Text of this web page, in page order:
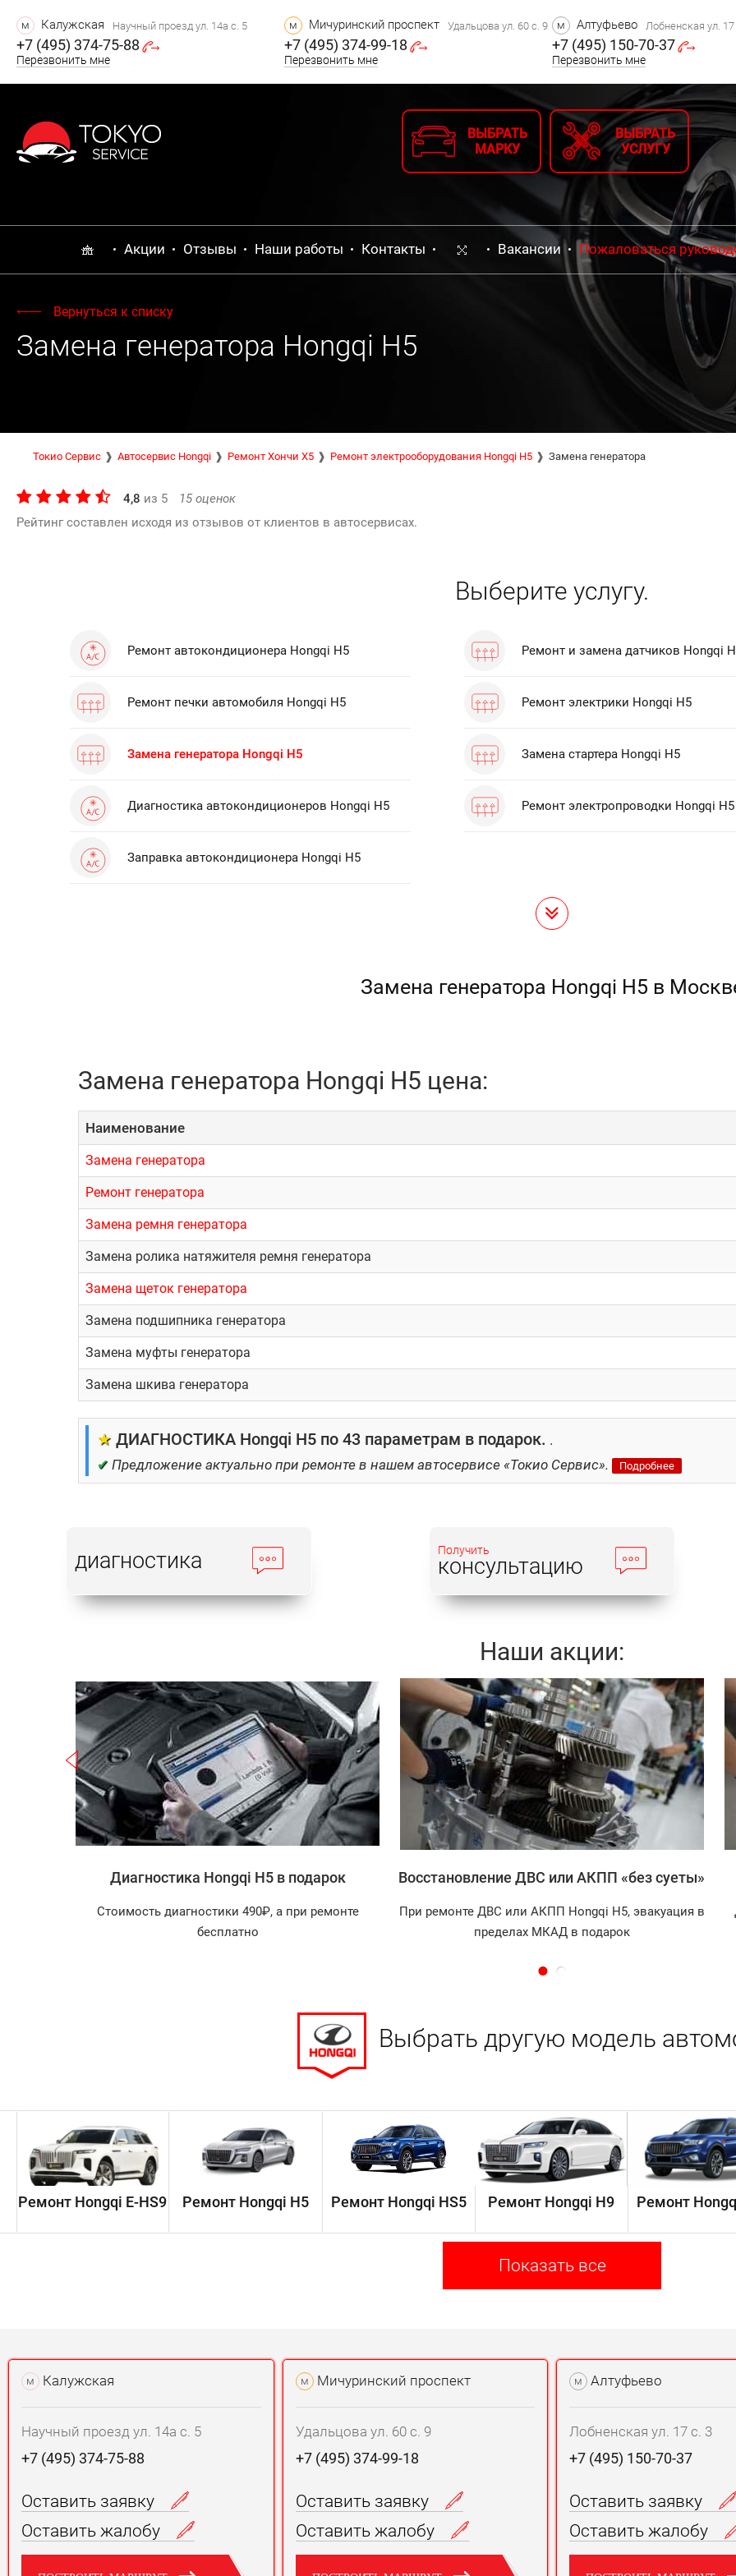
м Калужская Научный проезд ул. 14а с. 5
+7 (495) 374-75-88
Перезвонить мне
м Мичуринский проспект Удальцова ул. 60 с. 9
+7 (495) 374-99-18
Перезвонить мне
м Алтуфьево Лобненская ул. 17
+7 (495) 150-70-37
Перезвонить мне
ВЫБРАТЬ
МАРКУ
ВЫБРАТЬ
УСЛУГУ
Акции Отзывы Наши работы Контакты Вакансии Пожаловаться
Вернуться к списку
Замена генератора Hongqi H5
Токио Сервис Автосервис Hongqi Ремонт Хончи Х5 Ремонт электрооборудования Hongqi H5 Замена генератора
4,8 из 5 15оценок
Рейтинг составлен исходя из отзывов от клиентов в автосервисах.
Выберите услугу.
Ремонт автокондиционера Hongqi H5 Ремонт и замена датчиков Hongqi
Ремонт печки автомобиля Hongqi H5 Ремонт электрики Hongqi H5
Замена генератора Hongqi H5 Замена стартера Hongqi H5
Диагностика автокондиционеров Hongqi H5 Ремонт электропроводки Hongqi H5
Заправка автокондиционера Hongqi H5
Замена генератора Hongqi H5 в
Замена генератора Hongqi H5 цена:
Наименование
Замена генератора
Ремонт генератора
Замена ремня генератора
Замена ролика натяжителя ремня генератора
Замена щеток генератора
Замена подшипника генератора
Замена муфты генератора
Замена шкива генератора
★ ДИАГНОСТИКА Hongqi H5 по 43 параметрам в подарок. .
✔ Предложение актуально при ремонте в нашем автосервисе «Токио Сервис». Подробнее
диагностика Получить
консультацию
Наши акции:
Записаться
Диагностика Hongqi H5 в подарок
Стоимость диагностики 490₽, а при ремонте
бесплатно
Записаться
Восстановление ДВС или АКПП «без суеты»
При ремонте ДВС или АКПП Hongqi H5, эвакуация в
пределах МКАД в подарок
Выбрать другую модель
Ремонт Hongqi E-HS9 Ремонт Hongqi H5 Ремонт Hongqi HS5 Ремонт Hongqi H9 Ремонт
Показать все
м Калужская
Научный проезд ул. 14а с. 5
+7 (495) 374-75-88
Оставить заявку
Оставить жалобу
м Мичуринский проспект
Удальцова ул. 60 с. 9
+7 (495) 374-99-18
Оставить заявку
Оставить жалобу
м Алтуфьево
Лобненская ул. 17 с. 3
+7 (495) 150-70-37
Оставить заявку
Оставить жалобу